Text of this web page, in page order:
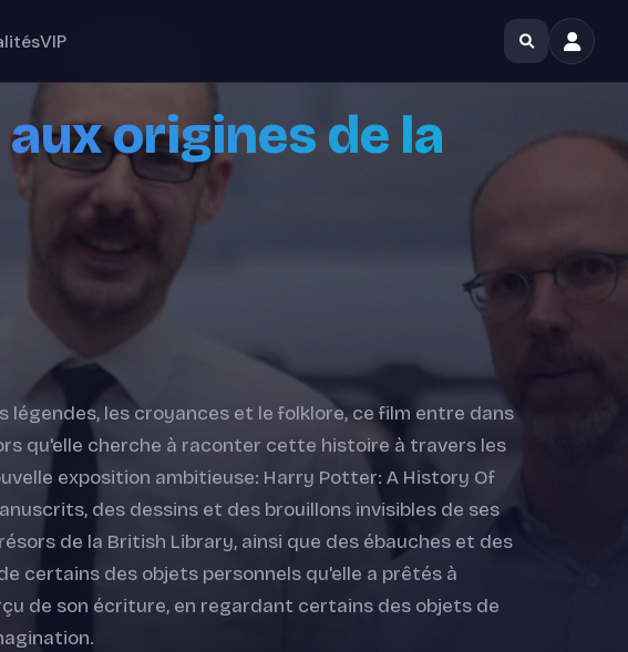
VIP
origines de la
légendes, les croyances et le folklore, ce film entre dans
qu'elle cherche à raconter cette histoire à travers les
exposition ambitieuse: Harry Potter: A History Of
des dessins et des brouillons invisibles de ses
de la British Library, ainsi que des ébauches et des
certains des objets personnels qu'elle a prêtés à
de son écriture, en regardant certains des objets de